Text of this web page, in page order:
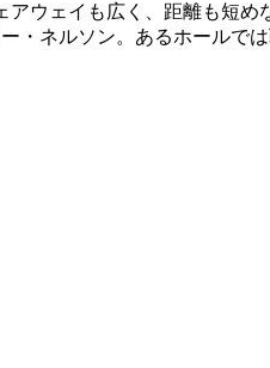
ウェイも広く、距離も短
・ネルソン。あるホールで